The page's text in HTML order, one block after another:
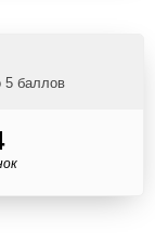
5 баллов